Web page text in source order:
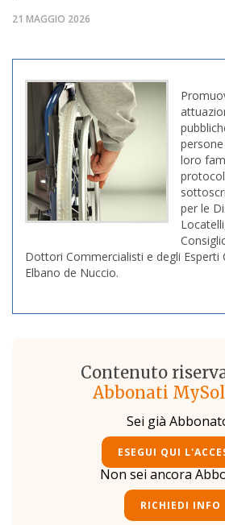
21 MAGGIO 2026
loro
per le
Dottori Commercialisti e degli Esperti
Elbano de Nuccio.
Contenuto
Abbonati
Sei già
ESEGUI QUI
Non sei ancora
RICHIEDI INFO